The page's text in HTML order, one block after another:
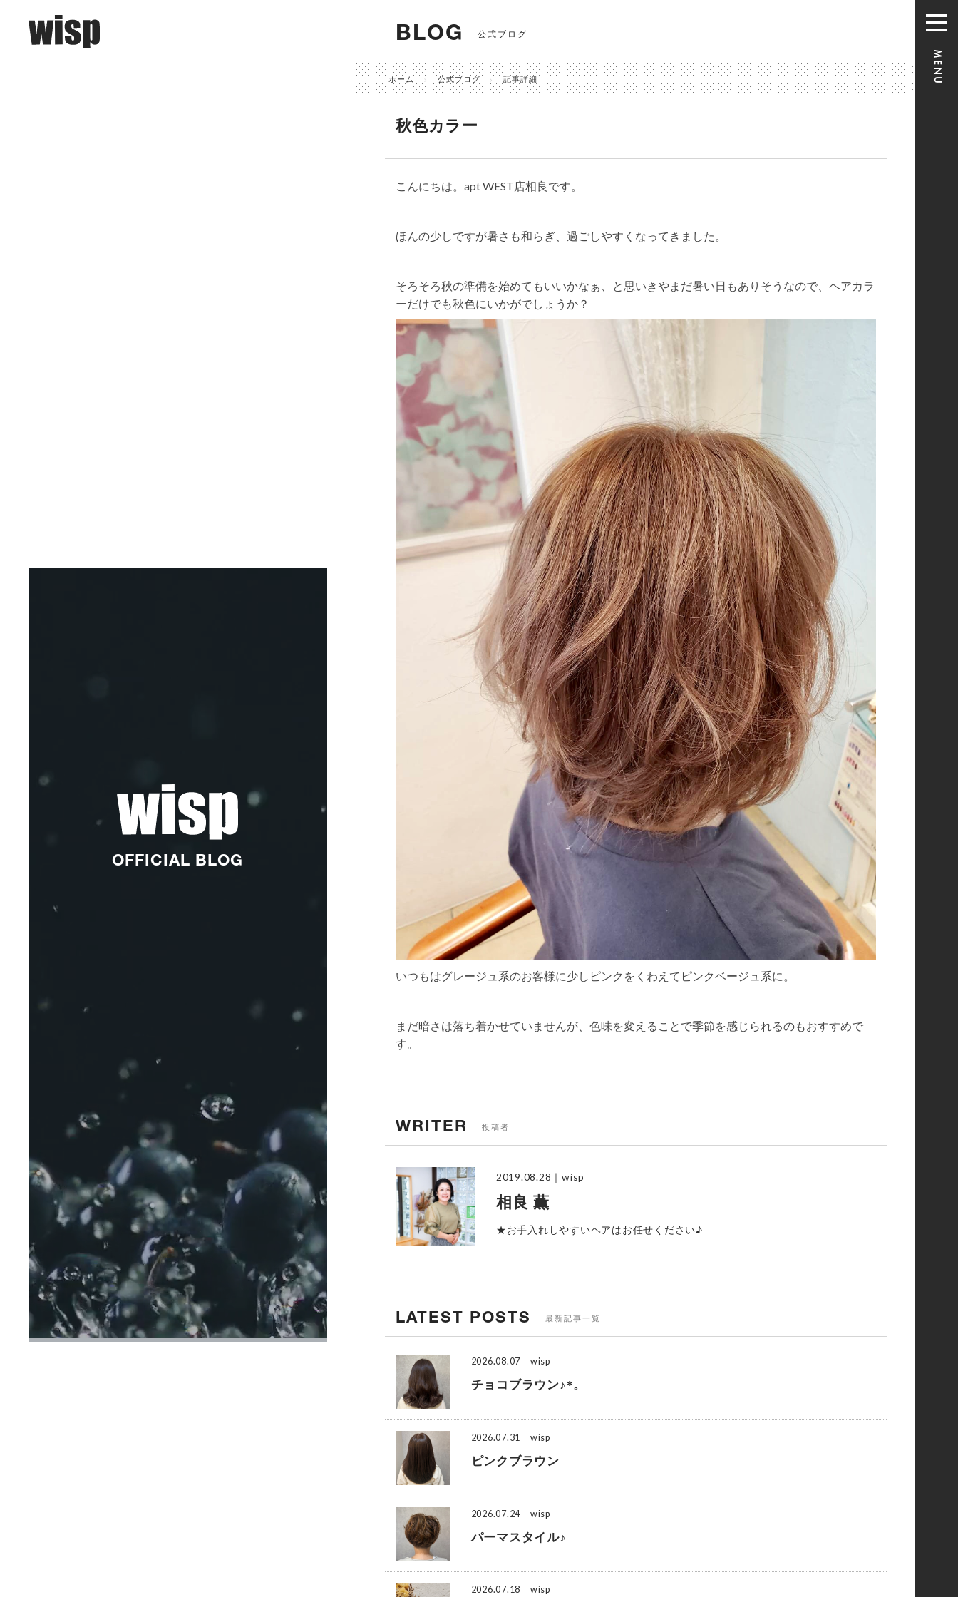
OFFICIAL BLOG
BLOG 公式ブログ
ホーム 公式ブログ 記事詳細
秋色カラー
こんにちは。apt WEST店相良です。
ほんの少しですが暑さも和らぎ、過ごしやすくなってきました。
そろそろ秋の準備を始めてもいいかなぁ、と思いきやまだ暑い日もありそうなので、ヘアカラ
ーだけでも秋色にいかがでしょうか？
いつもはグレージュ系のお客様に少しピンクをくわえてピンクベージュ系に。
まだ暗さは落ち着かせていませんが、色味を変えることで季節を感じられるのもおすすめで
す。
WRITER 投稿者
2019.08.28 ｜wisp
相良 薫
★お手入れしやすいヘアはお任せください♪
LATEST POSTS 最新記事一覧
2026.08.07 ｜wisp
チョコブラウン♪*。
2026.07.31 ｜wisp
ピンクブラウン
2026.07.24 ｜wisp
パーマスタイル♪
2026.07.18 ｜wisp